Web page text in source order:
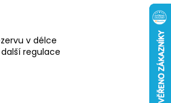
v délce
regulace